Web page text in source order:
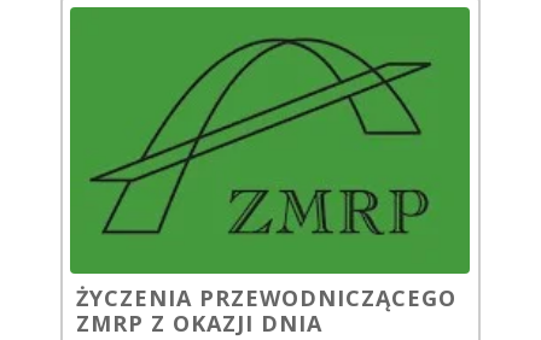
ŻYCZENIA PRZEWODNICZĄCEGO
ZMRP Z OKAZJI DNIA